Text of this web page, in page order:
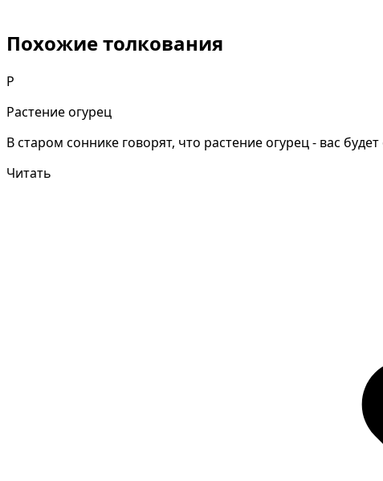
Похожие толкования
Р
Растение огурец
В старом соннике говорят, что растение огурец - вас
Читать